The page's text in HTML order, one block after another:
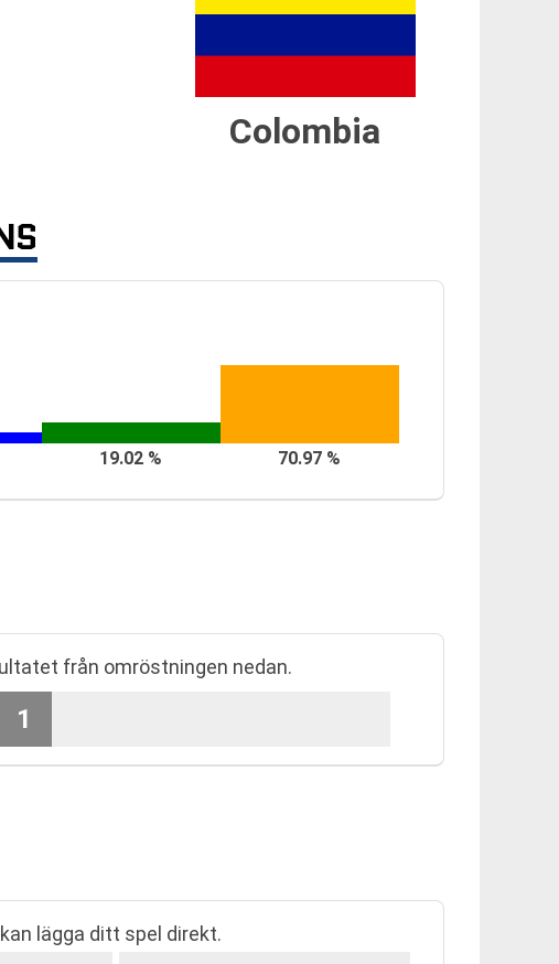
Colombia
19.02 % 70.97 %
från omröstningen nedan.
1
lägga ditt spel direkt.